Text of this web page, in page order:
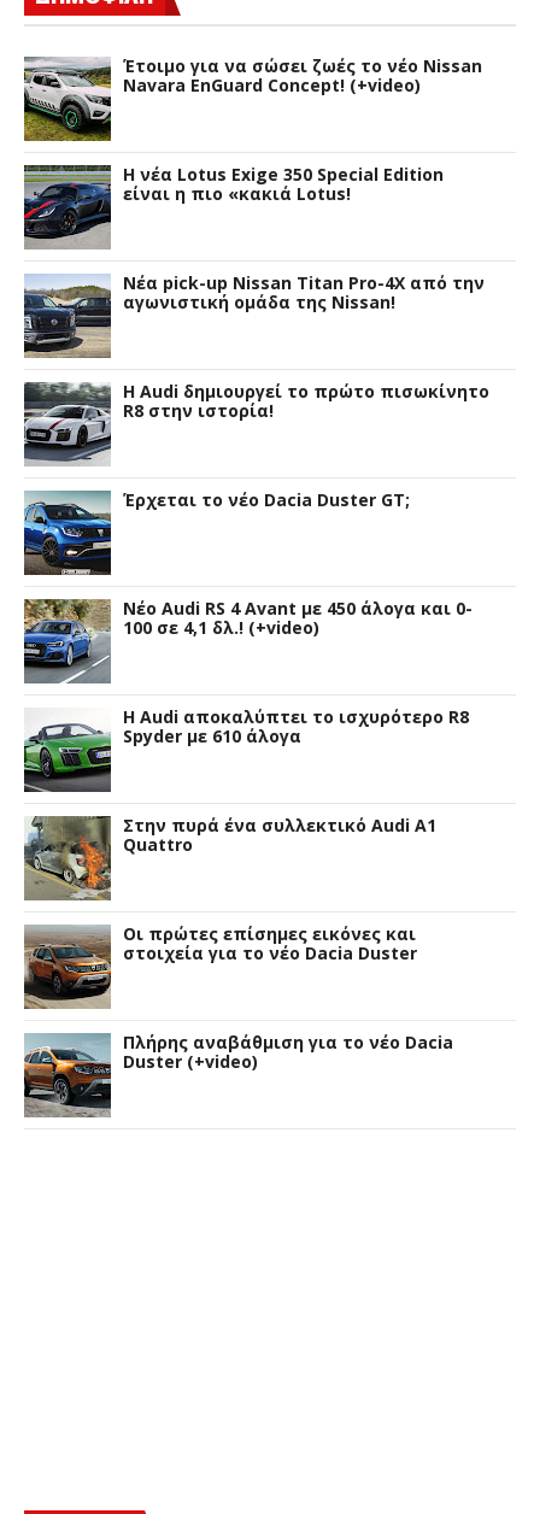
Έτοιμο για να σώσει ζωές το νέο Nissan
Navara EnGuard Concept! (+video)
H νέα Lotus Exige 350 Special Edition
είναι η πιο «κακιά Lotus!
Νέα pick-up Nissan Titan Pro-4X από την
αγωνιστική ομάδα της Nissan!
Η Audi δημιουργεί το πρώτο πισωκίνητο
R8 στην ιστορία!
Έρχεται το νέο Dacia Duster GT;
Νέο Audi RS 4 Avant με 450 άλογα και 0-
100 σε 4,1 δλ.! (+video)
Η Audi αποκαλύπτει το ισχυρότερο R8
Spyder με 610 άλογα
Στην πυρά ένα συλλεκτικό Audi A1
Quattro
Οι πρώτες επίσημες εικόνες και
στοιχεία για το νέο Dacia Duster
Πλήρης αναβάθμιση για το νέο Dacia
Duster (+video)